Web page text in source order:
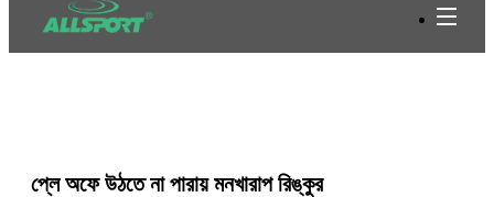
প্লে অফে উঠতে না পারায় মনখারাপ রিঙ্কুর